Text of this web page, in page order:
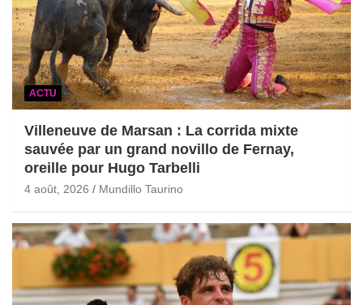
ACTU
Villeneuve de Marsan : La corrida mixte
sauvée par un grand novillo de Fernay,
oreille pour Hugo Tarbelli
4 août, 2026 Mundillo Taurino